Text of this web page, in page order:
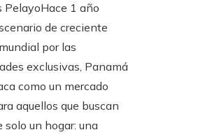
PelayoHace 1 año
de creciente
por las
exclusivas, Panamá
como un mercado
aquellos que buscan
solo un hogar: una